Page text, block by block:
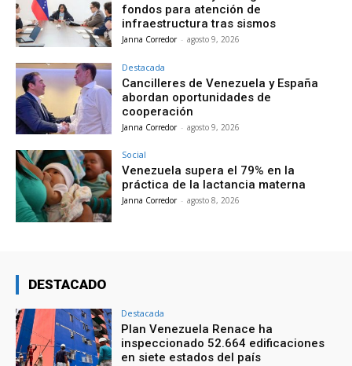
fondos para atención de
infraestructura tras sismos
Janna Corredor - agosto 9, 2026
Destacada
Cancilleres de Venezuela y España
abordan oportunidades de
cooperación
Janna Corredor - agosto 9, 2026
Social
Venezuela supera el 79% en la
práctica de la lactancia materna
Janna Corredor - agosto 8, 2026
DESTACADO
Destacada
Plan Venezuela Renace ha
inspeccionado 52.664 edificaciones
en siete estados del país